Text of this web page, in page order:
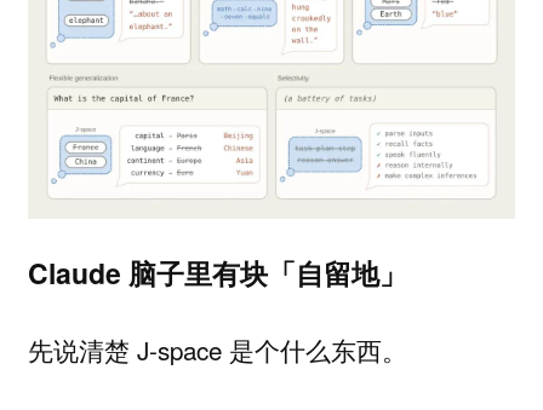
Claude 脑子里有块「自留地」
先说清楚 J-space 是个什么东西。